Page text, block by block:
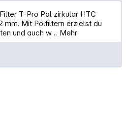
T-Pro Pol zirkular HTC
mm. Mit Polfiltern erzielst du
und auch w… Mehr